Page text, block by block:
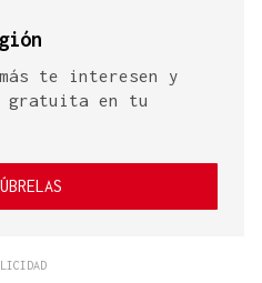
te interesen y
gratuita en tu